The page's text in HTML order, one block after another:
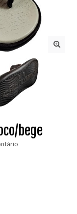
bege